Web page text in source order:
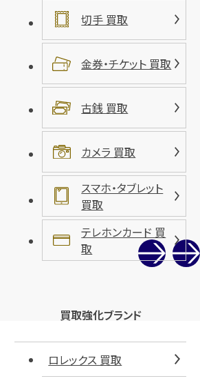
切手 買取
金券・チケット 買取
古銭 買取
カメラ 買取
スマホ・タブレット
買取
テレホンカード 買
取
買取強化ブランド
ロレックス 買取